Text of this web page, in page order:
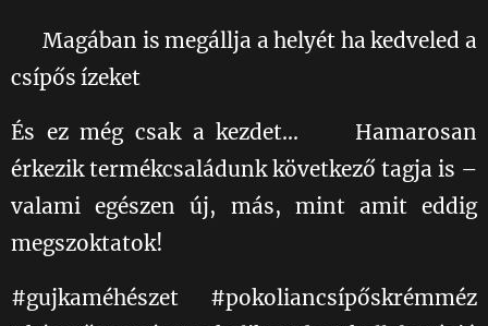
🥄 Magában is megállja a helyét ha kedveled a
csípős ízeket
És ez még csak a kezdet... 💛 Hamarosan
érkezik termékcsaládunk következő tagja is –
valami egészen új, más, mint amit eddig
megszoktatok!
#gujkaméhészet #pokoliancsípőskrémméz